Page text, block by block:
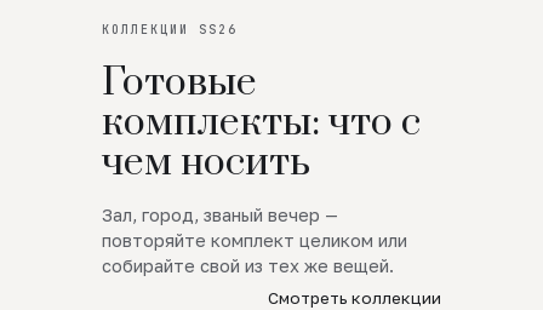
КОЛЛЕКЦИИ SS26
Готовые
комплекты: что с
чем носить
Зал, город, званый вечер —
повторяйте комплект целиком или
собирайте свой из тех же вещей.
Смотреть коллекции